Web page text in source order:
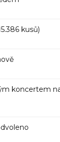
kusů)
koncertem